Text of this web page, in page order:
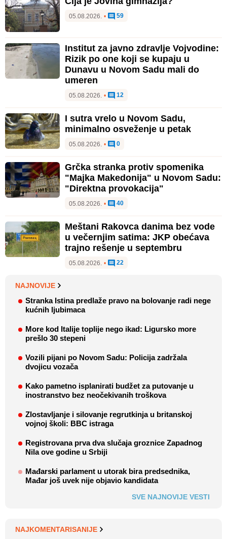
05.08.2026. • 59
Institut za javno zdravlje Vojvodine:
Rizik po one koji se kupaju u
Dunavu u Novom Sadu mali do
umeren
05.08.2026. • 12
I sutra vrelo u Novom Sadu,
minimalno osveženje u petak
05.08.2026. • 0
Grčka stranka protiv spomenika
"Majka Makedonija" u Novom Sadu:
"Direktna provokacija"
05.08.2026. • 40
Meštani Rakovca danima bez vode
u večernjim satima: JKP obećava
trajno rešenje u septembru
05.08.2026. • 22
NAJNOVIJE
Stranka Istina predlaže pravo na bolovanje radi nege
kućnih ljubimaca
More kod Italije toplije nego ikad: Ligursko more
prešlo 30 stepeni
Vozili pijani po Novom Sadu: Policija zadržala
dvojicu vozača
Kako pametno isplanirati budžet za putovanje u
inostranstvo bez neočekivanih troškova
Zlostavljanje i silovanje regrutkinja u britanskoj
vojnoj školi: BBC istraga
Registrovana prva dva slučaja groznice Zapadnog
Nila ove godine u Srbiji
Mađarski parlament u utorak bira predsednika,
Mađar još uvek nije objavio kandidata
SVE NAJNOVIJE VESTI
NAJKOMENTARISANIJE